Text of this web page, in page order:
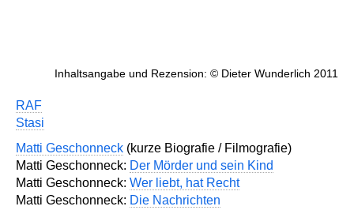
Inhaltsangabe und Rezension: © Dieter Wunderlich 2011
RAF
Stasi
Matti Geschonneck (kurze Biografie / Filmografie)
Matti Geschonneck: Der Mörder und sein Kind
Matti Geschonneck: Wer liebt, hat Recht
Matti Geschonneck: Die Nachrichten